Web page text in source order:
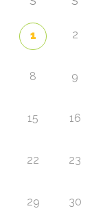
1 2
8 9
15 16
22 23
29 30